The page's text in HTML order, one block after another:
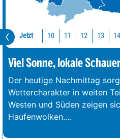
Jetzt 10 11 12 13 14
Viel Sonne, lokale
Der heutige Nachmittag
Wettercharakter in weiten
Westen und Süden zeigen
Haufenwolken....